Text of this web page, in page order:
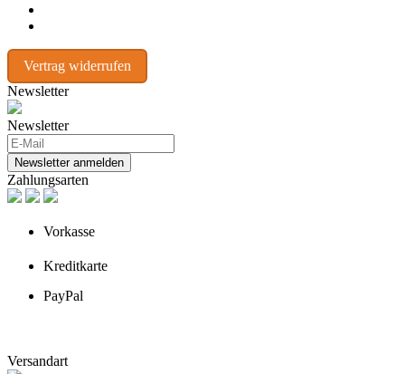
Vertrag widerrufen
Newsletter
Newsletter
Newsletter anmelden
Zahlungsarten
Vorkasse
Kreditkarte
PayPal
Versandart